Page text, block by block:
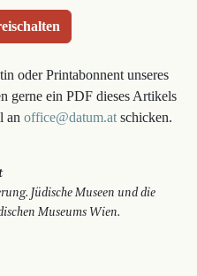
oder Printabonnent unseres
gerne ein PDF dieses Artikels
anoffice@datum.at schicken.
Jüdische Museen und die
Museums Wien.